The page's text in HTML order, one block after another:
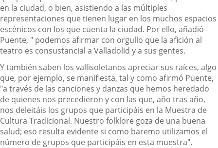
en la ciudad, o bien, asistiendo a las múltiples
representaciones que tienen lugar en los muchos espacios
escénicos con los que cuenta la ciudad. Por ello, añadió
Puente, " podemos afirmar con orgullo que la afición al
teatro es consustancial a Valladolid y a sus gentes.
Y también saben los vallisoletanos apreciar sus raíces, algo
que, por ejemplo, se manifiesta, tal y como afirmó Puente,
"a través de las canciones y danzas que hemos heredado
de quienes nos precedieron y con las que, año tras año,
nos deleitáis los grupos que participáis en la Muestra de
Cultura Tradicional. Nuestro folklore goza de una buena
salud; eso resulta evidente si como baremo utilizamos el
número de grupos que participáis en esta muestra".